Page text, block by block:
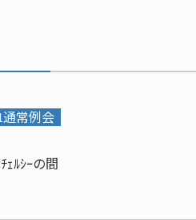
常例会
ｪﾙｼｰの間